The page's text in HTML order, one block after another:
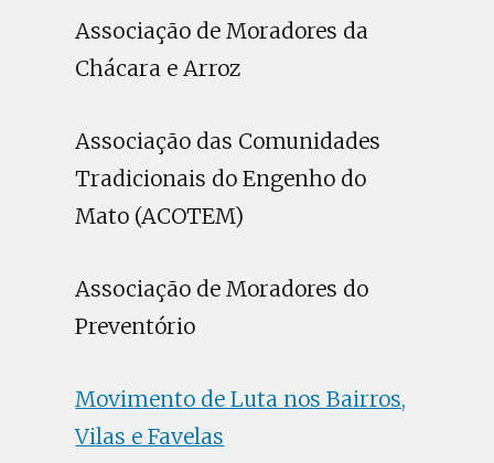
Associação de Moradores da
Chácara e Arroz
Associação das Comunidades
Tradicionais do Engenho do
Mato (ACOTEM)
Associação de Moradores do
Preventório
Movimento de Luta nos Bairros,
Vilas e Favelas